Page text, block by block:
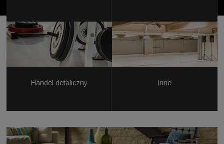
Handel detaliczny Inne